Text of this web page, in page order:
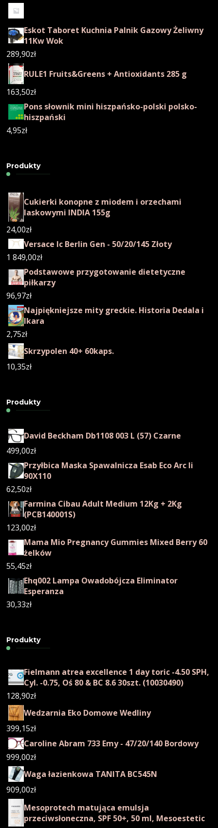
Eskot Taboret Kuchnia Palnik Gazowy Żeliwny
11Kw Wok
289,90zł
RULE1 Fruits&Greens + Antioxidants 285 g
163,50zł
Pons słownik mini hiszpańsko-polski polsko-
hiszpański
4,95zł
Produkty
Cukierki konopne z miodem i orzechami
laskowymi INDIA 155g
24,00zł
Versace Ic Berlin Gen - 50/20/145 Złoty
1 849,00zł
Podstawowe przygotowanie dietetyczne
piłkarzy
96,97zł
Najpiękniejsze mity greckie. Historia Dedala i
Ikara
2,75zł
Skrzypolen 40+ 60kaps.
10,35zł
Produkty
David Beckham Db1108 003 L (57) Czarne
499,00zł
Przyłbica Maska Spawalnicza Esab Eco Arc Ii
90X110
62,50zł
Farmina Cibau Adult Medium 12Kg + 2Kg
(PCB140001S)
123,00zł
Mama Mio Pregnancy Gummies Mixed Berry 60
żelków
55,45zł
Ehq002 Lampa Owadobójcza Eliminator
Esperanza
30,33zł
Produkty
Fielmann atrea excellence 1 day toric -4.50 SPH,
Cyl. -0.75, Oś 80 & BC 8.6 30szt. (10030490)
128,90zł
Wedzarnia Eko Domowe Wedliny
399,15zł
Caroline Abram 733 Emy - 47/20/140 Bordowy
999,00zł
Waga łazienkowa TANITA BC545N
909,00zł
Mesoprotech matująca emulsja
przeciwsłoneczna, SPF 50+, 50 ml, Mesoestetic